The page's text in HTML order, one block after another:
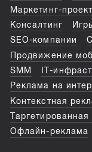
Маркетинг-
Консалтинг
SEO-компании
Продвижение
SMM
IT-
Реклама на
Контекстная
Офлайн-реклама